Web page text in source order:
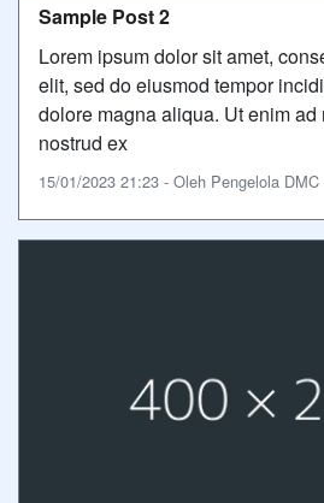
Sample Post 2
Lorem ipsum dolor sit amet,
elit, sed do eiusmod tempor
dolore magna aliqua. Ut enim
nostrud ex
15/01/2023 21:23 - Oleh Pengelola